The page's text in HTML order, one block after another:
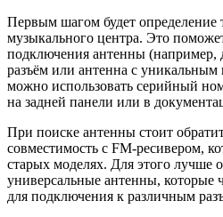
Первым шагом будет определение
музыкального центра. Это
подключения антенны (например,
разъём или антенна с
можно использовать серийный
на задней панели или в
При поиске антенны стоит
совместимость с FM-ресивером,
старых моделях. Для этого лучше
универсальные антенны, которые
для подключения к различным